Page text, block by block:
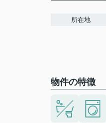
所在地
物件の特徴